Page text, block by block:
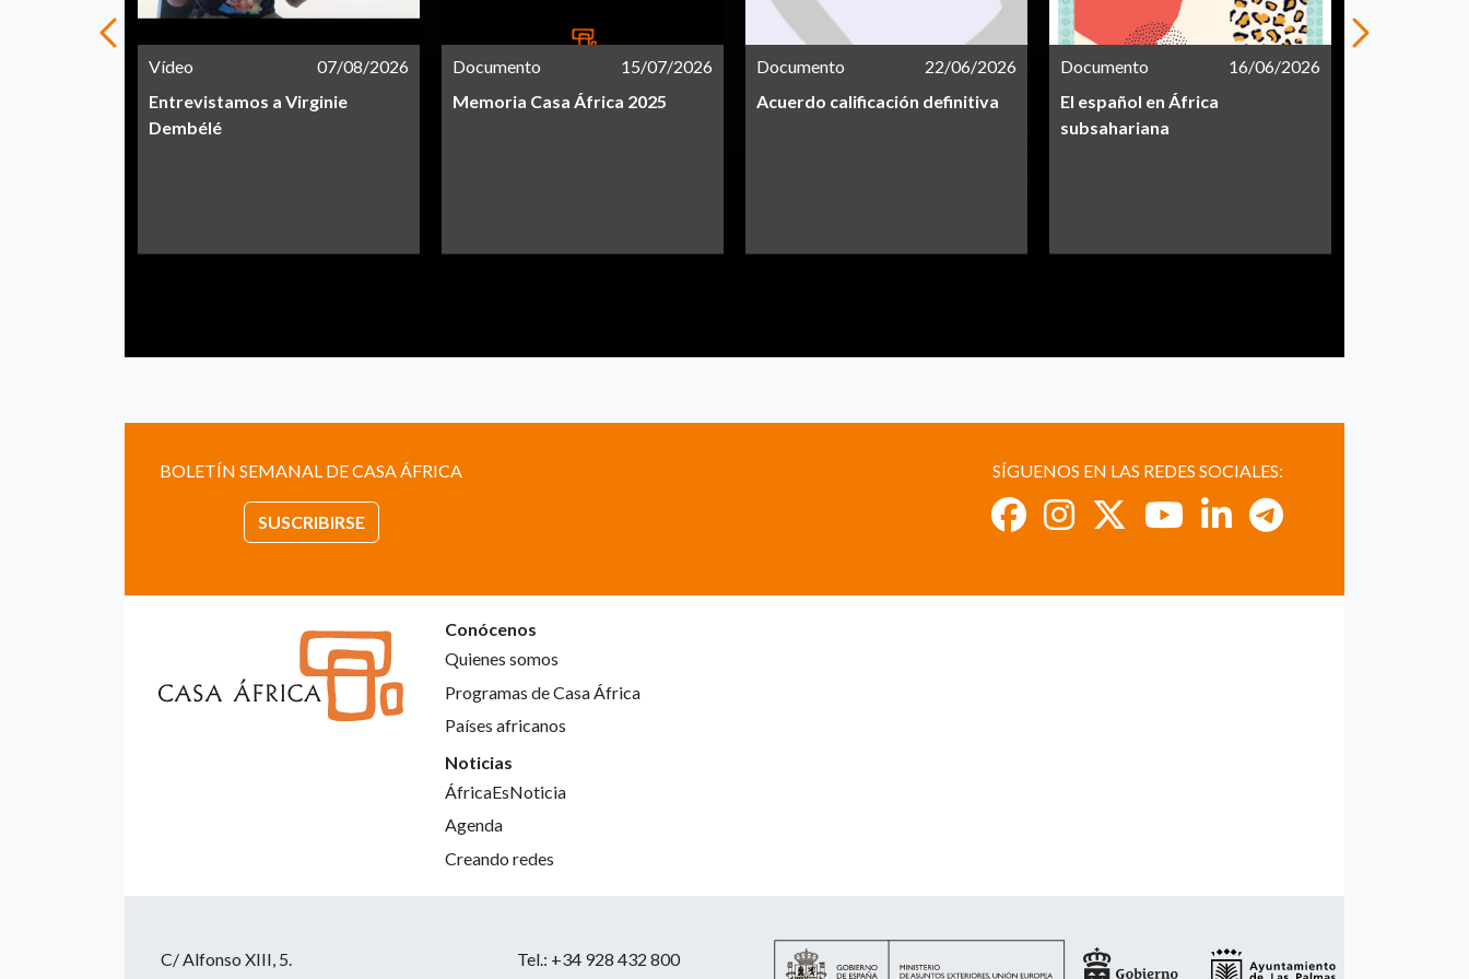
Vídeo
07/08/2026
Entrevistamos a Virginie
Dembélé
Documento
15/07/2026
Memoria Casa África 2025
Documento
22/06/2026
Acuerdo calificación definitiva
Documento
16/06/2026
El español en África
subsahariana
BOLETÍN SEMANAL DE CASA ÁFRICA
SUSCRIBIRSE
SÍGUENOS EN LAS REDES SOCIALES:
Conócenos
Quienes somos
Programas de Casa África
Países africanos
Noticias
ÁfricaEsNoticia
Agenda
Creando redes
C/ Alfonso XIII, 5.
Tel.: +34 928 432 800